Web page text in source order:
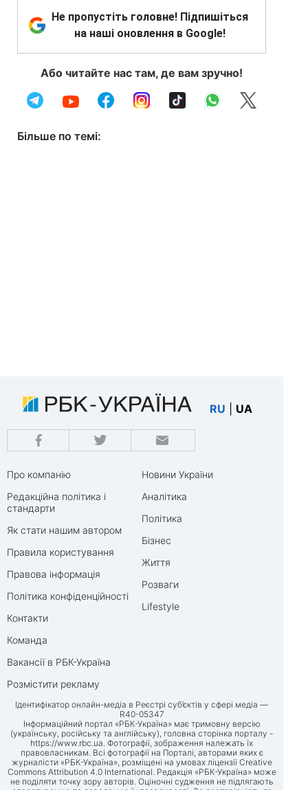
Не пропустіть головне! Підпишіться
на наші оновлення в Google!
Або читайте нас там, де вам зручно!
Більше по темі:
RU UA
Про компанію
Редакційна політика і
стандарти
Як стати нашим автором
Правила користування
Правова інформація
Політика конфіденційності
Контакти
Команда
Вакансії в РБК-Україна
Розмістити рекламу
Новини України
Аналітика
Політика
Бізнес
Життя
Розваги
Lifestyle
Ідентифікатор онлайн-медіа в Реєстрі суб’єктів у сфері медіа —
R40-05347
Інформаційний портал «РБК-Україна» має тримовну версію
(українську, російську та англійську), головна сторінка порталу -
https://www.rbc.ua. Фотографії, зображення належать їх
правовласникам. Всі фотографії на Порталі, авторами яких є
журналісти «РБК-Україна», розміщені на умовах ліцензії Creative
Commons Attribution 4.0 International. Редакція «РБК-Україна» може
не поділяти точку зору авторів. Оціночні судження не підлягають